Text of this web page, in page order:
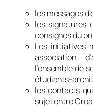
les messages
les signatures
consignes du
Les initiatives
association
l’ensemble de
étudiants-
les contacts
sujet entre